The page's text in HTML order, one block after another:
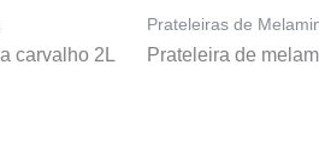
carvalho 2L
Prateleiras de
Prateleira de